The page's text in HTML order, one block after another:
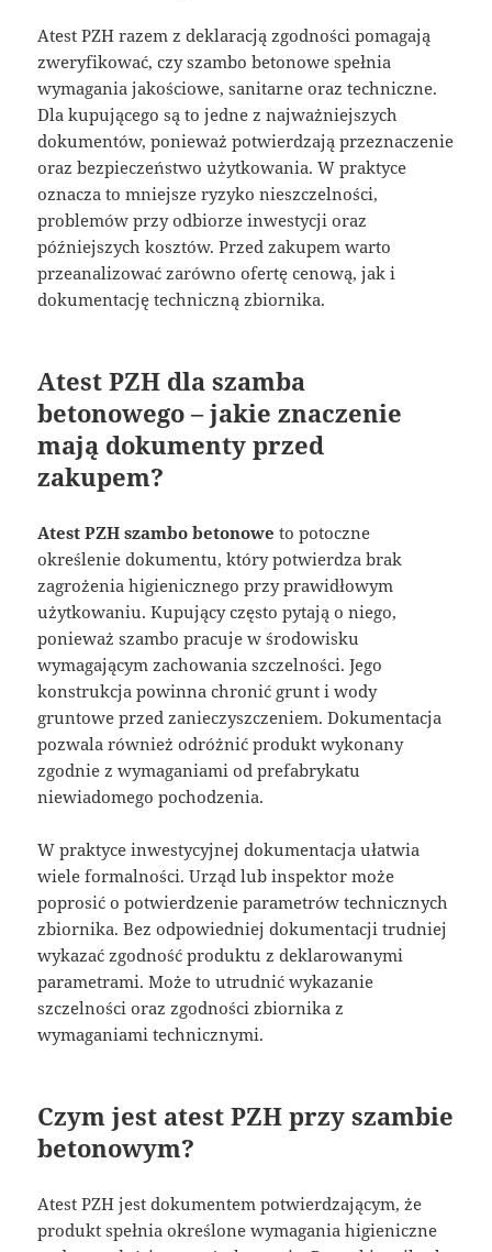
Atest PZH razem z deklaracją zgodności pomagają
zweryfikować, czy szambo betonowe spełnia
wymagania jakościowe, sanitarne oraz techniczne.
Dla kupującego są to jedne z najważniejszych
dokumentów, ponieważ potwierdzają przeznaczenie
oraz bezpieczeństwo użytkowania. W praktyce
oznacza to mniejsze ryzyko nieszczelności,
problemów przy odbiorze inwestycji oraz
późniejszych kosztów. Przed zakupem warto
przeanalizować zarówno ofertę cenową, jak i
dokumentację techniczną zbiornika.
Atest PZH dla szamba
betonowego – jakie znaczenie
mają dokumenty przed
zakupem?
Atest PZH szambo betonowe to potoczne
określenie dokumentu, który potwierdza brak
zagrożenia higienicznego przy prawidłowym
użytkowaniu. Kupujący często pytają o niego,
ponieważ szambo pracuje w środowisku
wymagającym zachowania szczelności. Jego
konstrukcja powinna chronić grunt i wody
gruntowe przed zanieczyszczeniem. Dokumentacja
pozwala również odróżnić produkt wykonany
zgodnie z wymaganiami od prefabrykatu
niewiadomego pochodzenia.
W praktyce inwestycyjnej dokumentacja ułatwia
wiele formalności. Urząd lub inspektor może
poprosić o potwierdzenie parametrów technicznych
zbiornika. Bez odpowiedniej dokumentacji trudniej
wykazać zgodność produktu z deklarowanymi
parametrami. Może to utrudnić wykazanie
szczelności oraz zgodności zbiornika z
wymaganiami technicznymi.
Czym jest atest PZH przy szambie
betonowym?
Atest PZH jest dokumentem potwierdzającym, że
produkt spełnia określone wymagania higieniczne